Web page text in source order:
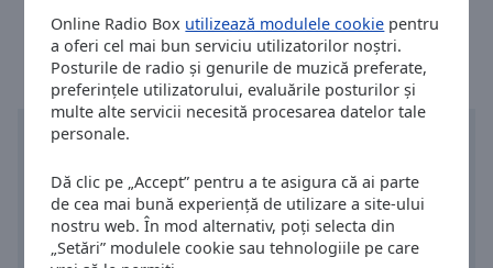
Online Radio Box utilizează modulele cookie pentru
a oferi cel mai bun serviciu utilizatorilor noștri.
Posturile de radio și genurile de muzică preferate,
preferințele utilizatorului, evaluările posturilor și
multe alte servicii necesită procesarea datelor tale
personale.
Dă clic pe „Accept” pentru a te asigura că ai parte
de cea mai bună experiență de utilizare a site-ului
nostru web. În mod alternativ, poți selecta din
„Setări” modulele cookie sau tehnologiile pe care
Family